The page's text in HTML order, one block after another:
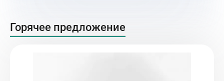
Горячее предложение